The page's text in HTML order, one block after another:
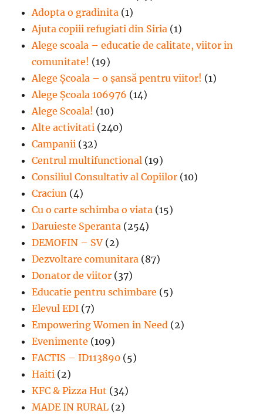
Adopta o gradinita (1)
Ajuta copiii refugiati din Siria (1)
Alege scoala – educatie de calitate, viitor in
comunitate! (19)
Alege Şcoala – o şansă pentru viitor! (1)
Alege Școala 106976 (14)
Alege Scoala! (10)
Alte activitati (240)
Campanii (32)
Centrul multifunctional (19)
Consiliul Consultativ al Copiilor (10)
Craciun (4)
Cu o carte schimba o viata (15)
Daruieste Speranta (254)
DEMOFIN – SV (2)
Dezvoltare comunitara (87)
Donator de viitor (37)
Educatie pentru schimbare (5)
Elevul EDI (7)
Empowering Women in Need (2)
Evenimente (109)
FACTIS – ID113890 (5)
Haiti (2)
KFC & Pizza Hut (34)
MADE IN RURAL (2)